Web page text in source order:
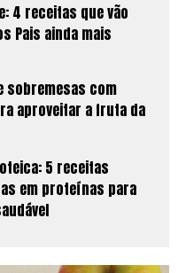
4 receitas que vão
Pais ainda mais
sobremesas com
aproveitar a fruta da
5 receitas
em proteínas para